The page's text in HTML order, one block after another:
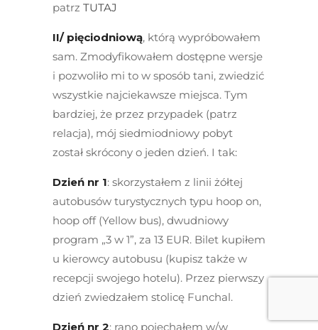
patrz TUTAJ
II/ pięciodniową, którą wypróbowałem
sam. Zmodyfikowałem dostępne wersje
i pozwoliło mi to w sposób tani, zwiedzić
wszystkie najciekawsze miejsca. Tym
bardziej, że przez przypadek (patrz
relacja), mój siedmiodniowy pobyt
został skrócony o jeden dzień. I tak:
Dzień nr 1: skorzystałem z linii żółtej
autobusów turystycznych typu hoop on,
hoop off (Yellow bus), dwudniowy
program „3 w 1”, za 13 EUR. Bilet kupiłem
u kierowcy autobusu (kupisz także w
recepcji swojego hotelu). Przez pierwszy
dzień zwiedzałem stolicę Funchal.
Dzień nr 2: rano pojechałem w/w